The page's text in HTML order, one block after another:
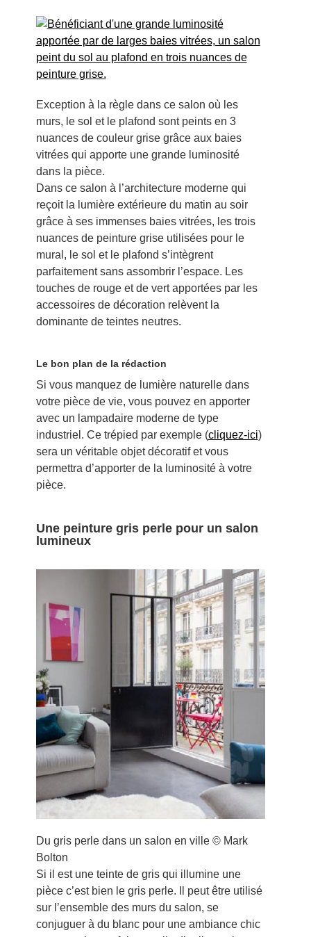
Exception à la règle dans ce salon où les
murs, le sol et le plafond sont peints en 3
nuances de couleur grise grâce aux baies
vitrées qui apporte une grande luminosité
dans la pièce.
Dans ce salon à l’architecture moderne qui
reçoit la lumière extérieure du matin au soir
grâce à ses immenses baies vitrées, les trois
nuances de peinture grise utilisées pour le
mural, le sol et le plafond s’intègrent
parfaitement sans assombrir l’espace. Les
touches de rouge et de vert apportées par les
accessoires de décoration relèvent la
dominante de teintes neutres.
Le bon plan de la rédaction
Si vous manquez de lumière naturelle dans
votre pièce de vie, vous pouvez en apporter
avec un lampadaire moderne de type
industriel. Ce trépied par exemple (cliquez-ici)
sera un véritable objet décoratif et vous
permettra d’apporter de la luminosité à votre
pièce.
Une peinture gris perle pour un salon
lumineux
Du gris perle dans un salon en ville © Mark
Bolton
Si il est une teinte de gris qui illumine une
pièce c’est bien le gris perle. Il peut être utilisé
sur l’ensemble des murs du salon, se
conjuguer à du blanc pour une ambiance chic